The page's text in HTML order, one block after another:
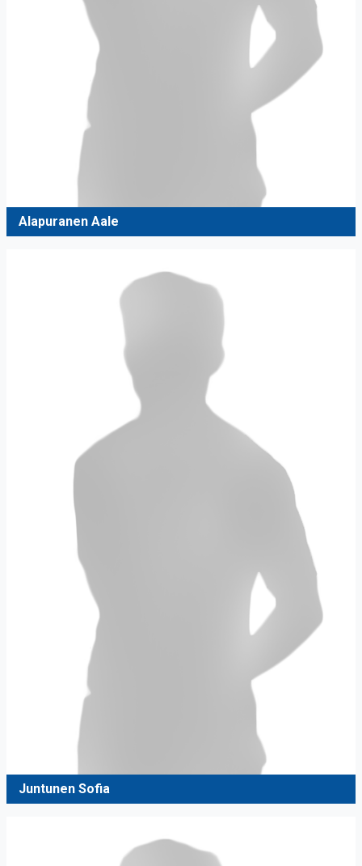
Alapuranen Aale
Juntunen Sofia